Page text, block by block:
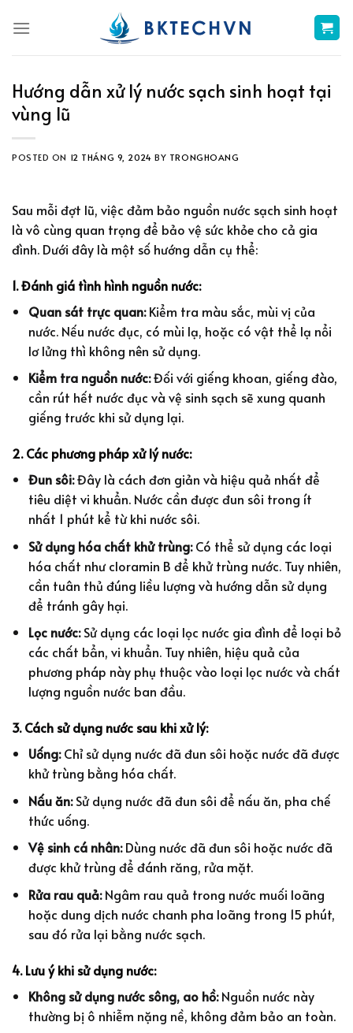
Hướng dẫn xử lý nước sạch sinh hoạt tại
vùng lũ
POSTED ON 12 THÁNG 9, 2024 BY TRONGHOANG
Sau mỗi đợt lũ, việc đảm bảo nguồn nước sạch sinh hoạt
là vô cùng quan trọng để bảo vệ sức khỏe cho cả gia
đình. Dưới đây là một số hướng dẫn cụ thể:
1. Đánh giá tình hình nguồn nước:
Quan sát trực quan:Kiểm tra màu sắc, mùi vị của
nước. Nếu nước đục, có mùi lạ, hoặc có vật thể lạ nổi
lơ lửng thì không nên sử dụng.
Kiểm tra nguồn nước:Đối với giếng khoan, giếng đào,
cần rút hết nước đục và vệ sinh sạch sẽ xung quanh
giếng trước khi sử dụng lại.
2. Các phương pháp xử lý nước:
Đun sôi:Đây là cách đơn giản và hiệu quả nhất để
tiêu diệt vi khuẩn. Nước cần được đun sôi trong ít
nhất 1 phút kể từ khi nước sôi.
Sử dụng hóa chất khử trùng:Có thể sử dụng các loại
hóa chất như cloramin B để khử trùng nước. Tuy nhiên,
cần tuân thủ đúng liều lượng và hướng dẫn sử dụng
để tránh gây hại.
Lọc nước:Sử dụng các loại lọc nước gia đình để loại bỏ
các chất bẩn, vi khuẩn. Tuy nhiên, hiệu quả của
phương pháp này phụ thuộc vào loại lọc nước và chất
lượng nguồn nước ban đầu.
3. Cách sử dụng nước sau khi xử lý:
Uống:Chỉ sử dụng nước đã đun sôi hoặc nước đã được
khử trùng bằng hóa chất.
Nấu ăn:Sử dụng nước đã đun sôi để nấu ăn, pha chế
thức uống.
Vệ sinh cá nhân:Dùng nước đã đun sôi hoặc nước đã
được khử trùng để đánh răng, rửa mặt.
Rửa rau quả:Ngâm rau quả trong nước muối loãng
hoặc dung dịch nước chanh pha loãng trong 15 phút,
sau đó rửa lại bằng nước sạch.
4. Lưu ý khi sử dụng nước:
Không sử dụng nước sông, ao hồ:Nguồn nước này
thường bị ô nhiễm nặng nề, không đảm bảo an toàn.